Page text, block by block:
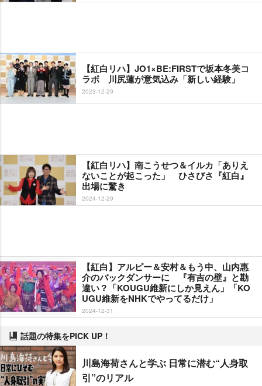
【紅白リハ】JO1×BE:FIRSTで坂本冬美コ
ラボ 川尻蓮が意気込み「新しい経験」
2023-12-29
【紅白リハ】南こうせつ＆イルカ「ありえ
ないことが起こった」 ひさびさ『紅白』
出場に驚き
2024-12-29
【紅白】アルピー＆安村＆もう中、山内惠
介のバックダンサーに 『有吉の壁』と勘
違い？「KOUGU維新にしか見えん」「KO
UGU維新をNHKでやってるだけ」
2024-12-31
話題の特集をPICK UP！
川島海荷さんと学ぶ 日常に潜む“人身取
引”のリアル